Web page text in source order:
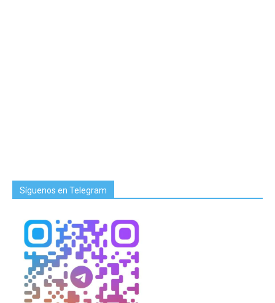
Síguenos en Telegram